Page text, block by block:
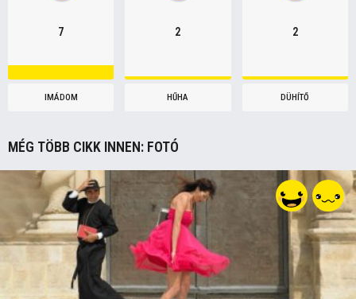
7
IMÁDOM
2
HŰHA
2
DÜHÍTŐ
MÉG TÖBB CIKK INNEN: FOTÓ